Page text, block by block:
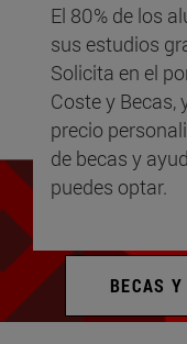
El 80% de los
sus estudios
Solicita en el
Coste y
precio
de becas y
puedes optar.
BECAS Y